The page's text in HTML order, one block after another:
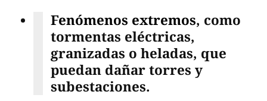
Fenómenos extremos, como
tormentas eléctricas,
granizadas o heladas, que
puedan dañar torres y
subestaciones.